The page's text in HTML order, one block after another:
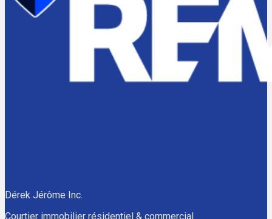
Dérek Jérôme Inc.
Courtier immobilier résidentiel & commercial